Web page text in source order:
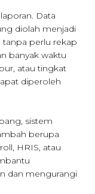
Data
diolah menjadi
tanpa perlu rekap
banyak waktu
atau tingkat
diperoleh
sistem
berupa
HRIS, atau
dan mengurangi